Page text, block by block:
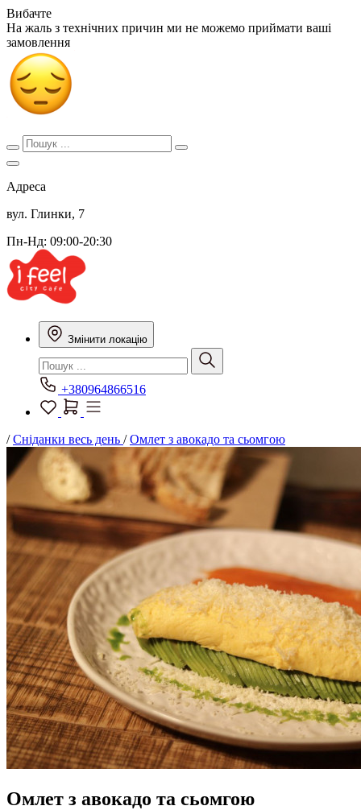
Вибачте
На жаль з технічних причин ми не можемо приймати ваші
замовлення
Адреса
вул. Глинки, 7
Пн-Нд: 09:00-20:30
Змінити локацію
+380964866516
/Сніданки весь день /Омлет з авокадо та сьомгою
Омлет з авокадо та сьомгою